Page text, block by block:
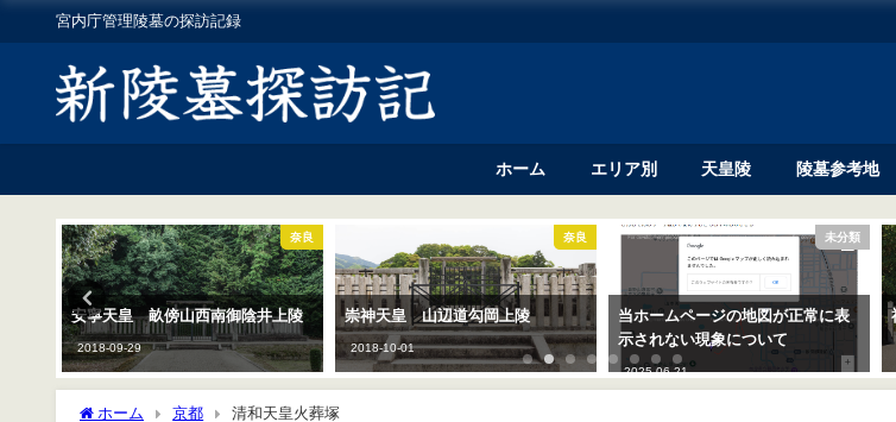
宮内庁管理陵墓の探訪記録
ホーム エリア別 天皇陵 陵墓参考地
奈良
崇神天皇 山辺道勾岡上陵
2018-10-01
未分類
当ホームページの地図が正常に表
示されない現象について
2025-06-21
奈良
神武天皇 畝傍山東北陵
2018-09-29
ホーム 京都 清和天皇火葬塚